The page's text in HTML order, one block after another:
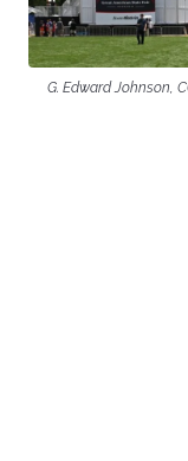
G. Edward Johnson,